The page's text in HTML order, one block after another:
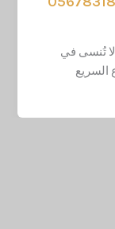
تُنسى في
السريع